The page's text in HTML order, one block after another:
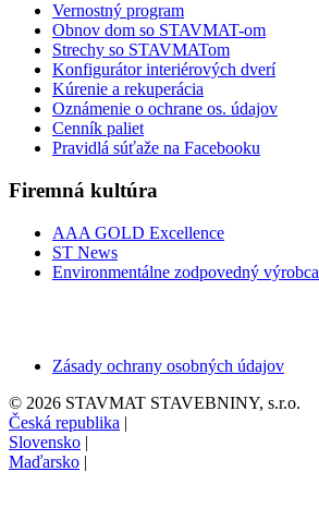
Vernostný program
Obnov dom so STAVMAT-om
Strechy so STAVMATom
Konfigurátor interiérových dverí
Kúrenie a rekuperácia
Oznámenie o ochrane os. údajov
Cenník paliet
Pravidlá súťaže na Facebooku
Firemná kultúra
AAA GOLD Excellence
ST News
Environmentálne zodpovedný výrobca
Zásady ochrany osobných údajov
© 2026 STAVMAT STAVEBNINY, s.r.o.
Česká republika |
Slovensko |
Maďarsko |